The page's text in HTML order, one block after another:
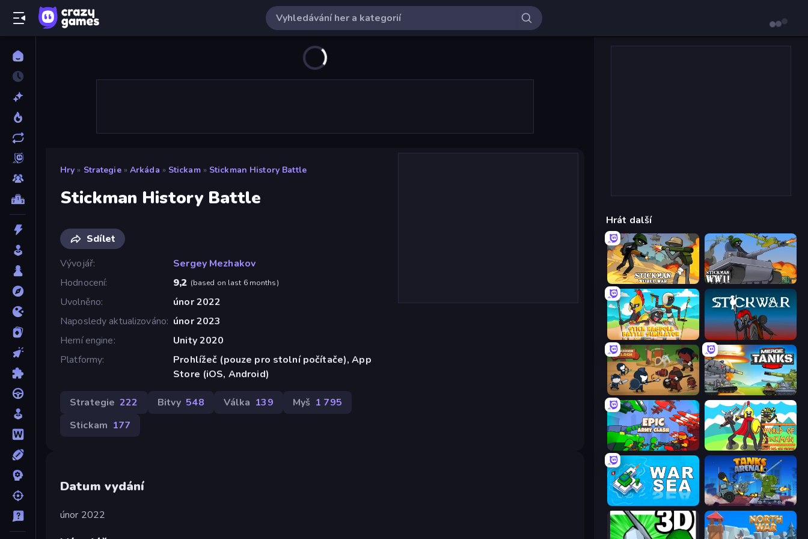
Hry » Strategie » Arkáda » Stickam » Stickman History Battle
Stickman History Battle
Sdílet
Vývojář
Sergey Mezhakov
Hodnocení
9,2 (based on last 6 months)
Uvolněno
únor 2022
Naposledy aktualizováno únor 2023
Herní engine
Unity 2020
Platformy
Prohlížeč (pouze pro stolní počítače), App
Store (iOS, Android)
Strategie 222 Bitvy 548 Válka 139 Myš 1 795
Stickam 177
Datum vydání
únor 2022
Hrát další
Stickman World War Stickman WW2
Stick Ragdoll Battle Simulator Stick War
Warrior Clash Merge Master Tanks: Tank Wars
Epic Army Clash World of Stickman Classic RTS
War Sea Tanks Arena io: Craft & Combat